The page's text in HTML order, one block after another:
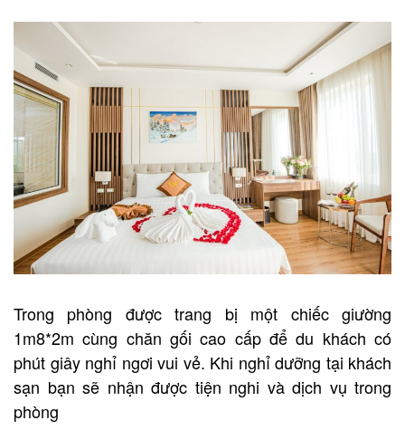
Trong phòng được trang bị một chiếc giường
1m8*2m cùng chăn gối cao cấp để du khách có
phút giây nghỉ ngơi vui vẻ. Khi nghỉ dưỡng tại khách
sạn bạn sẽ nhận được tiện nghi và dịch vụ trong
phòng